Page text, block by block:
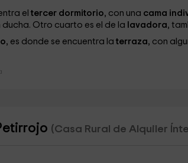
el tercer dormitorio, con una cama
ducha. Otro cuarto es el de la lavadora,
, es donde se encuentra la terraza, con
(Casa Rural de Alquiler